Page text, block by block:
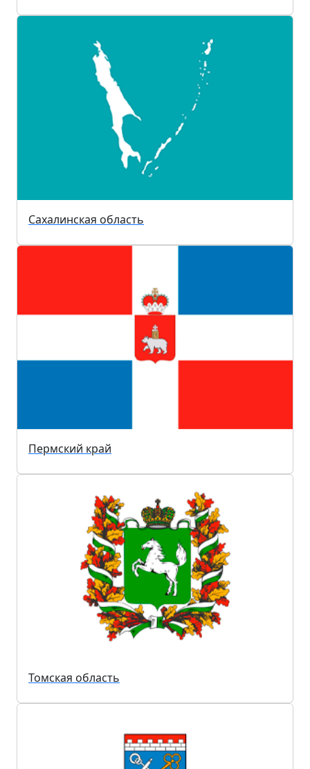
Сахалинская область
Пермский край
Томская область